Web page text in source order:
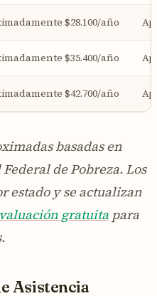
$28.100/año
$35.400/año
$42.700/año
basadas en
de Pobreza. Los
estado y se actualizan
gratuita para
Asistencia